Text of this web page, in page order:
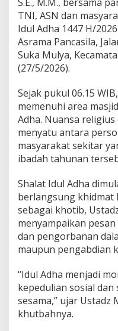
s
a
n
a
k
h
a
t
I
d
l
A
d
h
a
1
4
4
H
d
e
TNI, ASN dan
Idul Adha 1447 H/
Asrama Pancasila,
Suka Mulya,
(27/5/2026).
Sejak pukul 06.15
memenuhi area
Adha. Nuansa
menyatu antara
masyarakat sekitar
ibadah tahunan
Shalat Idul Adha
berlangsung khidmat
sebagai khotib,
menyampaikan
dan pengorbanan
maupun pengabdian
“Idul Adha menjadi
kepedulian sosial
sesama,” ujar Ustadz
khutbahnya.